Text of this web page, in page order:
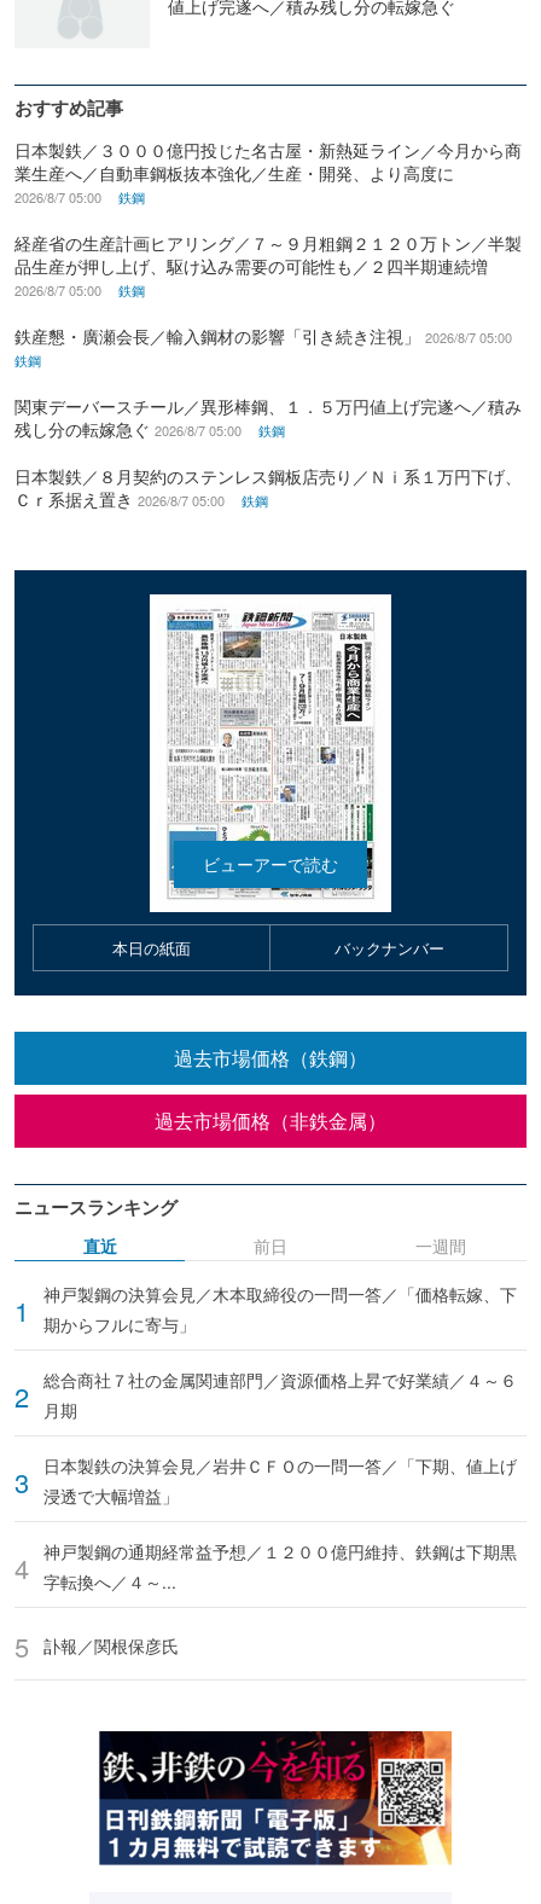
値上げ完遂へ／積み残し分の転嫁急ぐ
おすすめ記事
日本製鉄／３０００億円投じた名古屋・新熱延ライン／今月から商
業生産へ／自動車鋼板抜本強化／生産・開発、より高度に
2026/8/7 05:00 鉄鋼
経産省の生産計画ヒアリング／７～９月粗鋼２１２０万トン／半製
品生産が押し上げ、駆け込み需要の可能性も／２四半期連続増
2026/8/7 05:00 鉄鋼
鉄産懇・廣瀬会長／輸入鋼材の影響「引き続き注視」
2026/8/7 05:00
鉄鋼
関東デーバースチール／異形棒鋼、１．５万円値上げ完遂へ／積み
残し分の転嫁急ぐ 2026/8/7 05:00 鉄鋼
日本製鉄／８月契約のステンレス鋼板店売り／Ｎｉ系１万円下げ、
Ｃｒ系据え置き 2026/8/7 05:00 鉄鋼
本日の紙面 バックナンバー
過去市場価格（鉄鋼）
過去市場価格（非鉄金属）
ニュースランキング
直近
神戸製鋼の決算会見／木本取締役の一問一答／「価格転嫁、下
期からフルに寄与」
総合商社７社の金属関連部門／資源価格上昇で好業績／４～６
月期
日本製鉄の決算会見／岩井ＣＦＯの一問一答／「下期、値上げ
浸透で大幅増益」
神戸製鋼の通期経常益予想／１２００億円維持、鉄鋼は下期黒
字転換へ／４～...
訃報／関根保彦氏
前日 一週間